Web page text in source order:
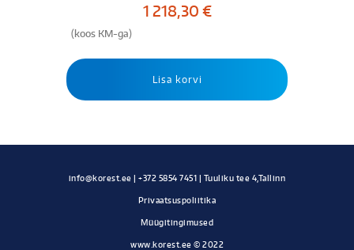
1 218,30 €
(koos KM-ga)
Lisa korvi
Privaatsuspoliitika
Müügitingimused
www.korest.ee © 2022